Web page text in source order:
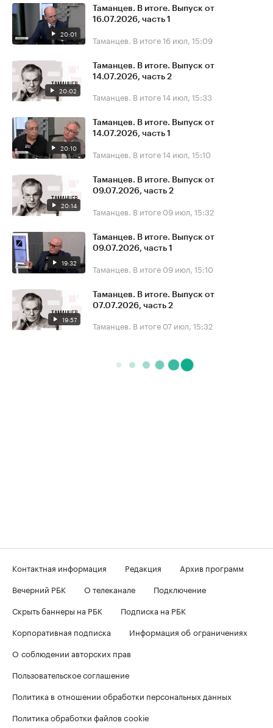
20:01
Таманцев. В итоге. Выпуск от
16.07.2026, часть 1
Таманцев. В итоге16 июл, 15:09
20:02
Таманцев. В итоге. Выпуск от
14.07.2026, часть 2
Таманцев. В итоге14 июл, 15:33
20:10
Таманцев. В итоге. Выпуск от
14.07.2026, часть 1
Таманцев. В итоге14 июл, 15:10
20:14
Таманцев. В итоге. Выпуск от
09.07.2026, часть 2
Таманцев. В итоге 09 июл, 15:32
19:32
Таманцев. В итоге. Выпуск от
09.07.2026, часть 1
Таманцев. В итоге 09 июл, 15:10
19:57
Таманцев. В итоге. Выпуск от
07.07.2026, часть 2
Таманцев. В итоге 07 июл, 15:32
Контактная информация Редакция
Архив программ
Вечерний РБК
О телеканале
Подключение
Скрыть баннеры на РБК
Подписка на РБК
Корпоративная подписка
Информация об ограничениях
О соблюдении авторских прав
Пользовательское соглашение
Политика в отношении обработки персональных данных
Политика обработки файлов cookie